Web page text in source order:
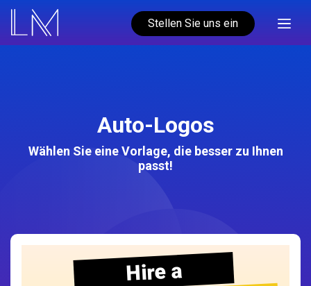
Stellen Sie uns ein
Auto-Logos
Wählen Sie eine Vorlage, die besser zu Ihnen
passt!
Hire a